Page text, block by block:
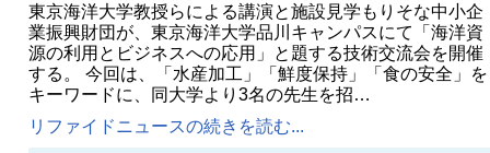
東京海洋大学教授らによる講演と施設見学もりそな中小企
業振興財団が、東京海洋大学品川キャンパスにて「海洋資
源の利用とビジネスへの応用」と題する技術交流会を開催
する。 今回は、「水産加工」「鮮度保持」「食の安全」を
キーワードに、同大学より3名の先生を招…
リファイドニュースの続きを読む...